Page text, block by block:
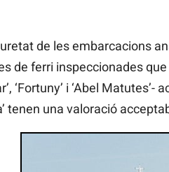
de les embarcacions
de ferri inspeccionades que
‘Fortuny’ i ‘Abel
tenen una valoració